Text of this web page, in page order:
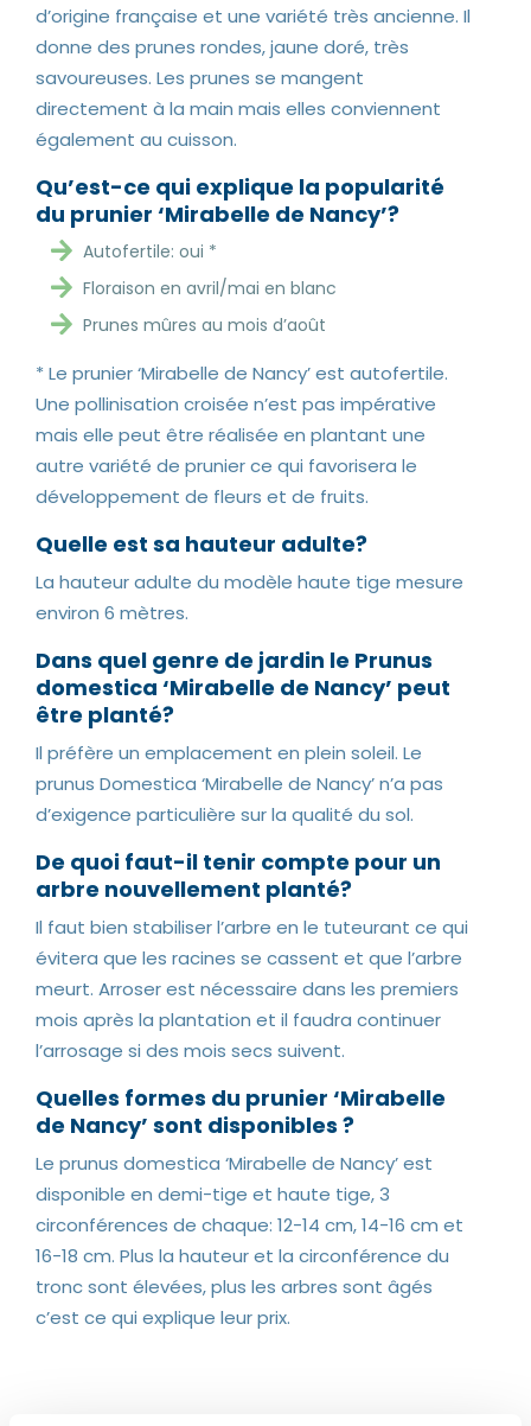
d’origine française et une variété très ancienne. Il
donne des prunes rondes, jaune doré, très
savoureuses. Les prunes se mangent
directement à la main mais elles conviennent
également au cuisson.
Qu’est-ce qui explique la popularité
du prunier ‘Mirabelle de Nancy’?
Autofertile: oui *
Floraison en avril/mai en blanc
Prunes mûres au mois d’août
* Le prunier ‘Mirabelle de Nancy’ est autofertile.
Une pollinisation croisée n’est pas impérative
mais elle peut être réalisée en plantant une
autre variété de prunier ce qui favorisera le
développement de fleurs et de fruits.
Quelle est sa hauteur adulte?
La hauteur adulte du modèle haute tige mesure
environ 6 mètres.
Dans quel genre de jardin le Prunus
domestica ‘Mirabelle de Nancy’ peut
être planté?
Il préfère un emplacement en plein soleil. Le
prunus Domestica ‘Mirabelle de Nancy’ n’a pas
d’exigence particulière sur la qualité du sol.
De quoi faut-il tenir compte pour un
arbre nouvellement planté?
Il faut bien stabiliser l’arbre en le tuteurant ce qui
évitera que les racines se cassent et que l’arbre
meurt. Arroser est nécessaire dans les premiers
mois après la plantation et il faudra continuer
l’arrosage si des mois secs suivent.
Quelles formes du prunier ‘Mirabelle
de Nancy’ sont disponibles ?
Le prunus domestica ‘Mirabelle de Nancy’ est
disponible en demi-tige et haute tige, 3
circonférences de chaque: 12-14 cm, 14-16 cm et
16-18 cm. Plus la hauteur et la circonférence du
tronc sont élevées, plus les arbres sont âgés
c’est ce qui explique leur prix.